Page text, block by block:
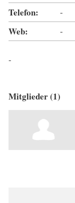
Telefon: -
Web: -
-
Mitglieder (1)